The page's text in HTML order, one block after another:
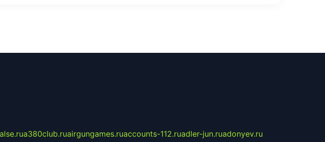
a380club.ruairgungames.ruaccounts-112.ruadler-jun.ruadonyev.ru